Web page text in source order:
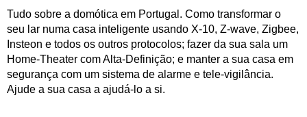
Tudo sobre a domótica em Portugal. Como transformar o
seu lar numa casa inteligente usando X-10, Z-wave, Zigbee,
Insteon e todos os outros protocolos; fazer da sua sala um
Home-Theater com Alta-Definição; e manter a sua casa em
segurança com um sistema de alarme e tele-vigilância.
Ajude a sua casa a ajudá-lo a si.